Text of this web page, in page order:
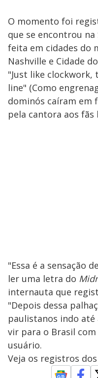
O momento foi
que se encontrou
feita em cidades do
Nashville e Cidade
"Just like clockwork,
line" (Como
dominós caíram em
pela cantora aos fãs
"Essa é a sensação
ler uma letra do
internauta que
"Depois dessa
paulistanos indo até
vir para o Brasil
usuário.
Veja os registros